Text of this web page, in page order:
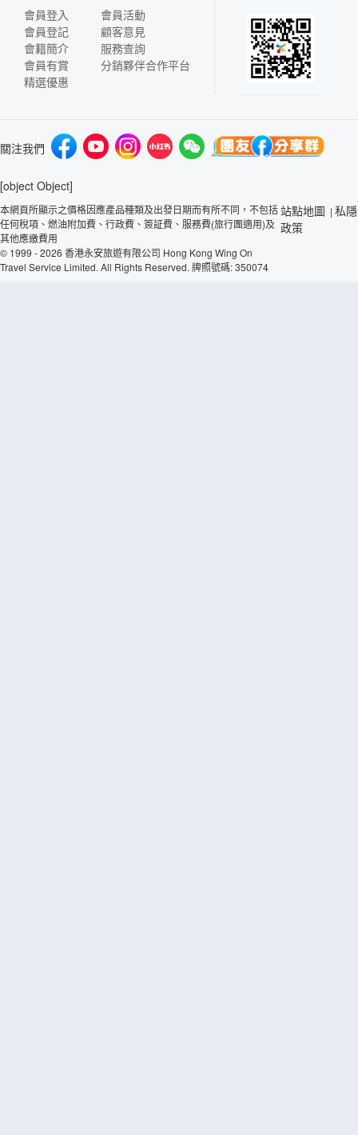
會員登入
會員登記
會籍簡介
會員有賞
精選優惠
會員活動
顧客意見
服務查詢
分銷夥伴合作平台
關注我們
[object Object]
本網頁所顯示之價格因應產品種類及出發日期而有所不同，不包括
任何稅項、燃油附加費、行政費、簽証費、服務費(旅行團適用)及
其他應繳費用
© 1999 - 2026 香港永安旅遊有限公司 Hong Kong Wing On
Travel Service Limited. All Rights Reserved. 牌照號碼: 350074
站點地圖 | 私隱
政策